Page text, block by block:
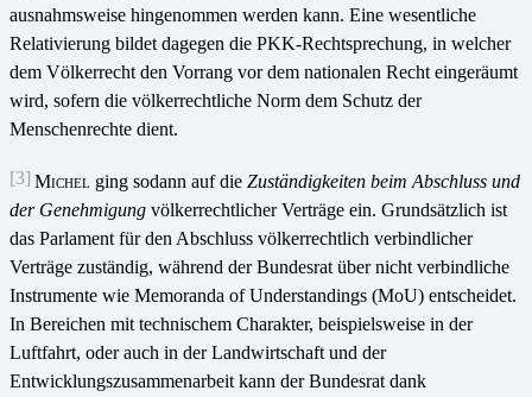
ausnahmsweise hingenommen werden kann. Eine wesentliche
Relativierung bildet dagegen die PKK-Rechtsprechung, in welcher
dem Völkerrecht den Vorrang vor dem nationalen Recht eingeräumt
wird, sofern die völkerrechtliche Norm dem Schutz der
Menschenrechte dient.
[3] Michel ging sodann auf die Zuständigkeiten beim Abschluss und
der Genehmigung völkerrechtlicher Verträge ein. Grundsätzlich ist
das Parlament für den Abschluss völkerrechtlich verbindlicher
Verträge zuständig, während der Bundesrat über nicht verbindliche
Instrumente wie Memoranda of Understandings (MoU) entscheidet.
In Bereichen mit technischem Charakter, beispielsweise in der
Luftfahrt, oder auch in der Landwirtschaft und der
Entwicklungszusammenarbeit kann der Bundesrat dank